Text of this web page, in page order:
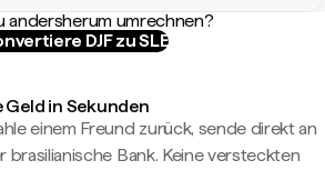
andersherum umrechnen?
DJF zu SLE
in Sekunden
einem Freund zurück, sende direkt an
brasilianische Bank. Keine versteckten